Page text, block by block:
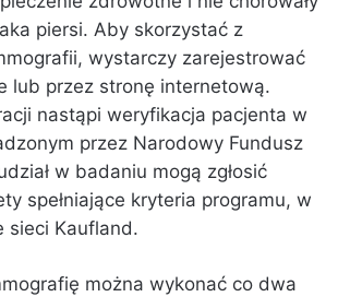
piersi. Aby skorzystać z
wystarczy zarejestrować
lub przez stronę internetową.
nastąpi weryfikacja pacjenta w
przez Narodowy Fundusz
w badaniu mogą zgłosić
spełniające kryteria programu, w
sieci Kaufland.
można wykonać co dwa